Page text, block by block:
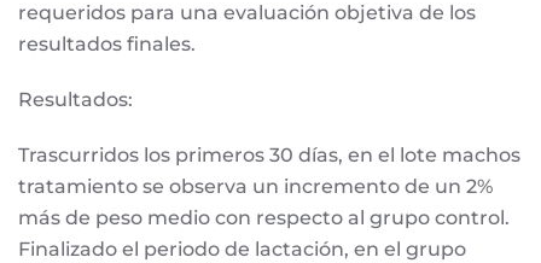
requeridos para una evaluación objetiva de los
resultados finales.
Resultados:
Trascurridos los primeros 30 días, en el lote machos
tratamiento se observa un incremento de un 2%
más de peso medio con respecto al grupo control.
Finalizado el periodo de lactación, en el grupo